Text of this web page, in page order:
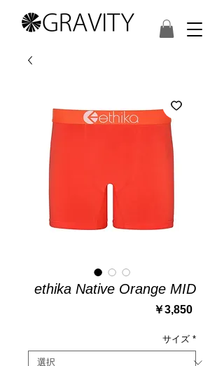
ethika Native Orange MID
￥3,850価
サイズ *